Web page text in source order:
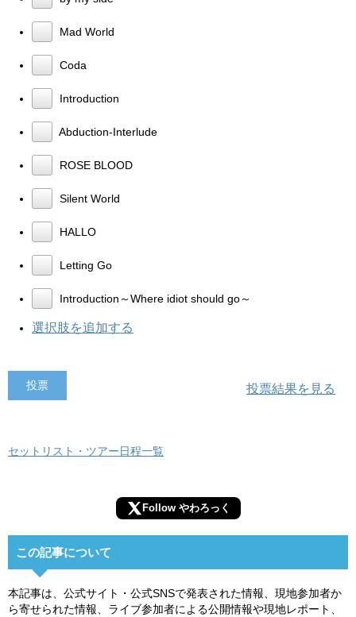
Mad World
Coda
Introduction
Abduction-Interlude
ROSE BLOOD
Silent World
HALLO
Letting Go
Introduction～Where idiot should go～
選択肢を追加する
投票結果を見る
セットリスト・ツアー日程一覧
Follow やわろっく
この記事について
本記事は、公式サイト・公式SNSで発表された情報、現地参加者か
ら寄せられた情報、ライブ参加者による公開情報や現地レポート、